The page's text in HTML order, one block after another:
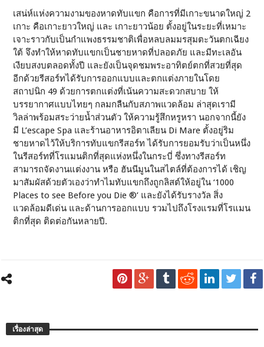
เสน่ห์แห่งความงามของหาดทับแขก คือการที่มีเกาะขนาดใหญ่ 2
เกาะ คือเกาะยาวใหญ่ และ เกาะยาวน้อย ตั้งอยู่ในระยะที่เหมาะ
เจาะราวกับเป็นกำแพงธรรมชาติเพื่อหลบลมมรสุมตะวันตกเฉียง
ใต้ จึงทำให้หาดทับแขกเป็นชายหาดที่ปลอดภัย และมีทะเลอัน
เงียบสงบตลอดทั้งปี และยังเป็นจุดชมพระอาทิตย์ตกที่สวยที่สุด
อีกด้วยรีสอร์ทได้รับการออกแบบและตกแต่งภายในโดย
สถาปนิก 49 ด้วยการตกแต่งที่เน้นความสะดวกสบาย ให้
บรรยากาศแบบไทยๆ กลมกลืนกับสภาพแวดล้อม ล่าสุดเรามี
วิลล่าพร้อมสระว่ายน้ำส่วนตัว ให้ความรู้สึกหรูหรา นอกจากนี้ยัง
มี L’escape Spa และร้านอาหารอิตาเลียน Di Mare ตั้งอยู่ริม
ชายหาดไว้ให้บริการทับแขกรีสอร์ท ได้รับการยอมรับว่าเป็นหนึ่ง
ในรีสอร์ทที่โรแมนติกที่สุดแห่งหนึ่งในกระบี่ ซึ่งทางรีสอร์ท
สามารถจัดงานแต่งงาน หรือ ฮันนีมูนในสไตล์ที่ต้องการได้ เชิญ
มาสัมผัสด้วยตัวเองว่าทำไมทับแขกถึงถูกลิสต์ให้อยู่ใน ‘1000
Places to see Before you Die ®’ และยังได้รับรางวัล สิ่ง
แวดล้อมดีเด่น และด้านการออกแบบ รวมไปถึงโรงแรมที่โรแมน
ติกที่สุด ติดต่อกันหลายปี.
เรื่องล่าสุด